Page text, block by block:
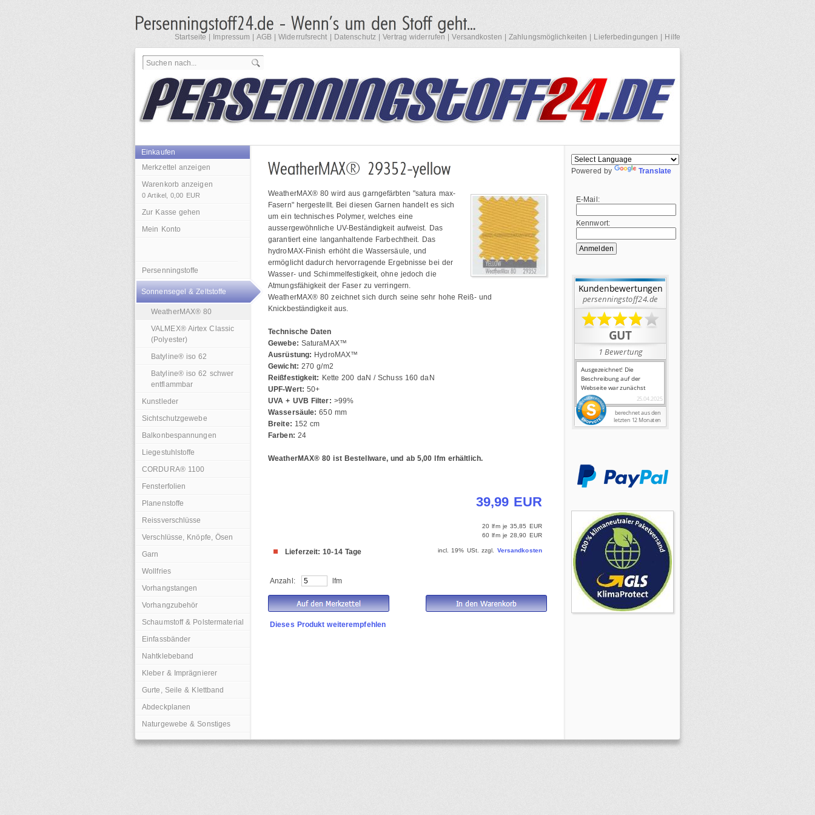
Startseite| Impressum AGB|Widerrufsrecht| Datenschutz|Vertrag widerrufen |Versandkosten |Zahlungsmöglichkeiten Lieferbedingungen Hilfe
Einkaufen
Merkzettel anzeigen
Warenkorb anzeigen
0 Artikel,0,00 EUR
Zur Kasse gehen
Mein Konto
Persenningstoffe
Sonnensegel & Zeltstoffe
WeatherMAX® 80
VALMEX® Airtex Classic
(Polyester)
Batyline® iso 62
Batyline® iso 62 schwer
entflammbar
Kunstleder
Sichtschutzgewebe
Balkonbespannungen
Liegestuhlstoffe
CORDURA® 1100
Fensterfolien
Planenstoffe
Reissverschlüsse
Verschlüsse, Knöpfe, Ösen
Garn
Wollfries
Vorhangstangen
Vorhangzubehör
Schaumstoff & Polstermaterial
Einfassbänder
Nahtklebeband
Kleber & Imprägnierer
Gurte, Seile & Klettband
Abdeckplanen
Naturgewebe & Sonstiges
WeatherMAX® 80 wird aus garngefärbten "satura max-
Fasern" hergestellt. Bei diesen Garnen handelt es sich
um ein technisches Polymer, welches eine
aussergewöhnliche UV-Beständigkeit aufweist. Das
garantiert eine langanhaltende Farbechtheit. Das
hydroMAX-Finish erhöht die Wassersäule, und
ermöglicht dadurch hervorragende Ergebnisse bei der
Wasser- und Schimmelfestigkeit, ohne jedoch die
Atmungsfähigkeit der Faser zu verringern.
WeatherMAX® 80 zeichnet sich durch seine sehr hohe Reiß- und
Knickbeständigkeit aus.
Technische Daten
Gewebe: SaturaMAX™
Ausrüstung: HydroMAX™
Gewicht: 270 g/m2
Reißfestigkeit: Kette 200 daN / Schuss 160 daN
UPF-Wert: 50+
UVA + UVB Filter: >99%
Wassersäule: 650 mm
Breite: 152 cm
Farben: 24
WeatherMAX® 80 ist Bestellware, und ab 5,00 lfm erhältlich.
39,99 EUR
20 lfm je35,85 EUR
60 lfm je28,90 EUR
incl. 19% USt. zzgl. Versandkosten
Lieferzeit: 10-14 Tage
Anzahl: lfm
Dieses Produkt weiterempfehlen
Powered by Translate
E-Mail:
Kennwort: